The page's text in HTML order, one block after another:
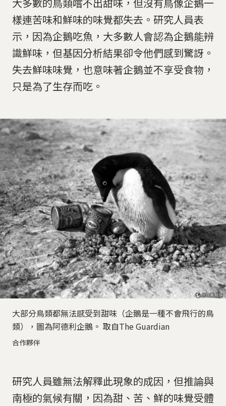
大多數的鳥類嚐不出甜味，但沒有鳥像企鵝一
樣連苦味和鮮味的味覺都失去。研究人員表
示，因為企鵝吃魚，大多數人會認為企鵝能辨
識鮮味，但基因分析結果卻令他們感到驚訝。
失去鮮味味覺，也意味著企鵝並不享受食物，
只是為了生存而吃。
大部分鳥類都無法感受到甜味（企鵝是一種不會飛行的鳥
類），圖為阿德利企鵝。 取自The Guardian
合作夥伴
研究人員雖無法解釋此現象的成因，但推論與
南極的氣候有關，因為甜、苦、鮮的味覺受體